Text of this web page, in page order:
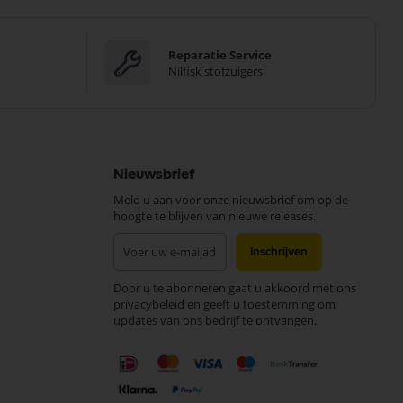
Reparatie Service
Nilfisk stofzuigers
Nieuwsbrief
Meld u aan voor onze nieuwsbrief om op de
hoogte te blijven van nieuwe releases.
onze
nieuwsbrief
Inschrijven
Door u te abonneren gaat u akkoord met ons
privacybeleid en geeft u toestemming om
updates van ons bedrijf te ontvangen.